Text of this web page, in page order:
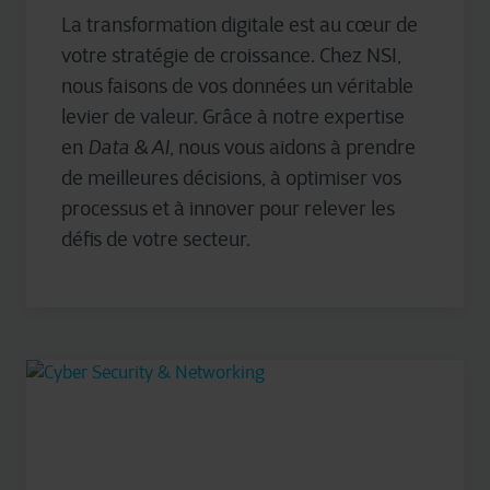
les services que nous pouvons offrir.
Pour plus d’informations détaillées, veuillez consulter
notre déclaration sur les cookies.
La transformation digitale est au cœur de
votre stratégie de croissance. Chez NSI,
nous faisons de vos données un véritable
levier de valeur. Grâce à notre expertise
en Data & AI, nous vous aidons à prendre
de meilleures décisions, à optimiser vos
processus et à innover pour relever les
défis de votre secteur.